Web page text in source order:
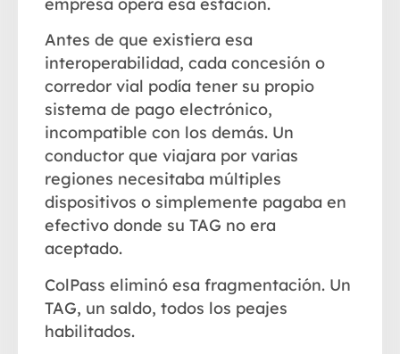
Antes de que existiera esa
interoperabilidad, cada concesión o
corredor vial podía tener su propio
sistema de pago electrónico,
incompatible con los demás. Un
conductor que viajara por varias
regiones necesitaba múltiples
dispositivos o simplemente pagaba en
efectivo donde su TAG no era
aceptado.
ColPass eliminó esa fragmentación. Un
TAG, un saldo, todos los peajes
habilitados.